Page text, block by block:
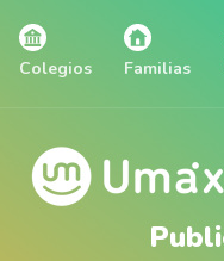
Colegios Familias